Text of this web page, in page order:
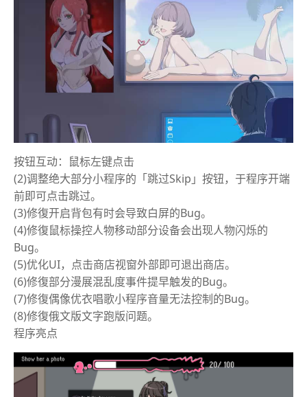
按钮互动：鼠标左键点击
(2)调整绝大部分小程序的「跳过Skip」按钮，于程序开端
前即可点击跳过。
(3)修復开启背包有时会导致白屏的Bug。
(4)修復鼠标操控人物移动部分设备会出现人物闪烁的
Bug。
(5)优化UI，点击商店视窗外部即可退出商店。
(6)修復部分漫展混乱度事件提早触发的Bug。
(7)修復偶像优衣唱歌小程序音量无法控制的Bug。
(8)修復俄文版文字跑版问题。
程序亮点